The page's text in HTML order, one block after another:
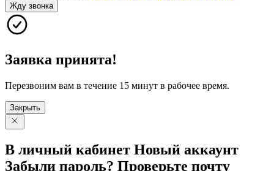
Жду звонка
Заявка принята!
Перезвоним вам в течение 15 минут в рабочее время.
Закрыть
В личный кабинет Новый аккаунт
Забыли пароль? Проверьте почту